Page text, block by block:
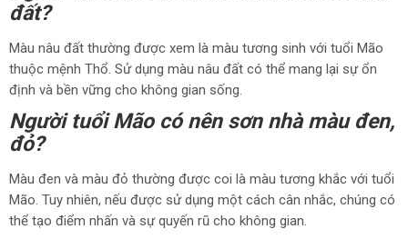
đất?
Màu nâu đất thường được xem là màu tương sinh với tuổi Mão
thuộc mệnh Thổ. Sử dụng màu nâu đất có thể mang lại sự ổn
định và bền vững cho không gian sống.
Người tuổi Mão có nên sơn nhà màu đen,
đỏ?
Màu đen và màu đỏ thường được coi là màu tương khắc với tuổi
Mão. Tuy nhiên, nếu được sử dụng một cách cân nhắc, chúng có
thể tạo điểm nhấn và sự quyến rũ cho không gian.